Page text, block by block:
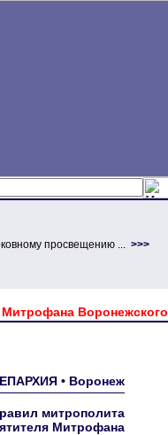
просвещению ... >>>
Митрофана Воронежского
• Воронеж
митрополита
Митрофана